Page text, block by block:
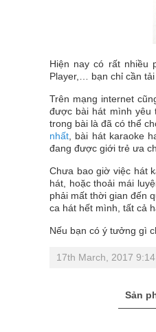
Hiện nay có rất nhiều
Player,… bạn chỉ cần
Trên mạng internet
được bài hát mình yêu
trong bài là đã có thể
nhất , bài hát karaoke
đang được giới trẻ ưa
Chưa bao giờ việc hát
hát, hoặc thoải mái
phải mất thời gian đến
ca hát hết mình, tất cả
Nếu bạn có ý tưởng gì
17th March, 2017 9:14
Sản